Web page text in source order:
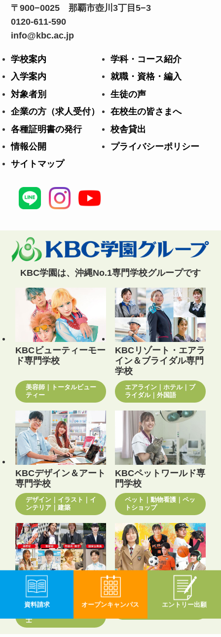
資料請求 オープンキャンパス エントリー出願
0120-611-590
info@kbc.ac.jp
学校案内
学科・コース紹介
入学案内
就職・資格・編入
対象者別
生徒の声
企業の方（求人受付）
在校生の皆さまへ
各種証明書の発行
校舎貸出
情報公開
プライバシーポリシー
サイトマップ
KBC学園は、沖縄No.1専門学校グループです
KBCビューティーモー
ド専門学校
美容師｜トータルビュー
ティー
KBCリゾート・エアラ
イン＆ブライダル専門
学校
エアライン｜ホテル｜ブ
ライダル｜外国語
KBCデザイン＆アート
専門学校
デザイン｜イラスト｜イ
ンテリア｜建築
KBCペットワールド専
門学校
ペット｜動物看護｜ペッ
トショップ
KBC沖縄大原簿記公務
員専門学校
士
KBC高等学院